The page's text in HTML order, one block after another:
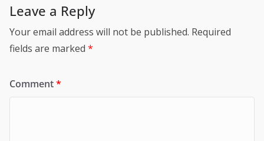
Leave a Reply
Your email address will not be published. Required
fields are marked *
Comment*